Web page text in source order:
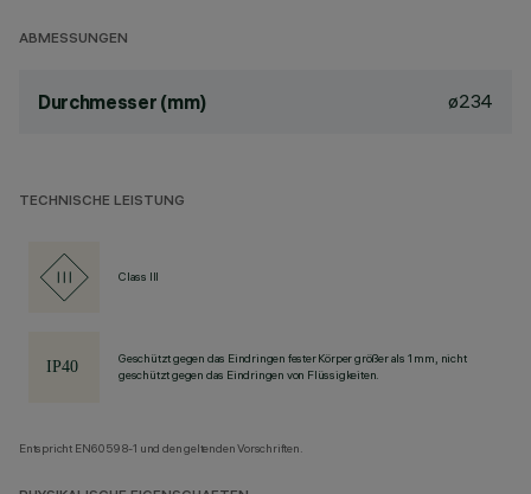
ABMESSUNGEN
Durchmesser (mm) ø234
TECHNISCHE LEISTUNG
Class III
Geschützt gegen das Eindringen fester Körper größer als 1 mm, nicht
geschützt gegen das Eindringen von Flüssigkeiten.
Entspricht EN60598-1 und den geltenden Vorschriften.